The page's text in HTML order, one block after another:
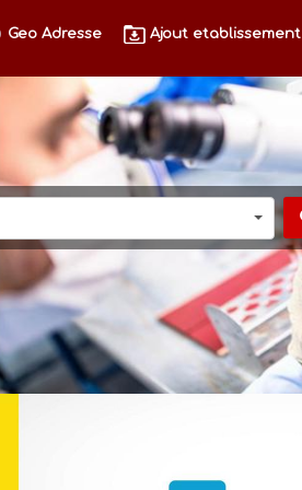
Geo Adresse Ajout etablissement